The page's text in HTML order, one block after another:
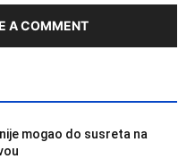
A COMMENT
mogao do susreta na